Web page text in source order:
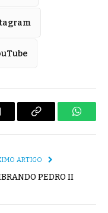
Copiar
ARTIGO
PEDRO II